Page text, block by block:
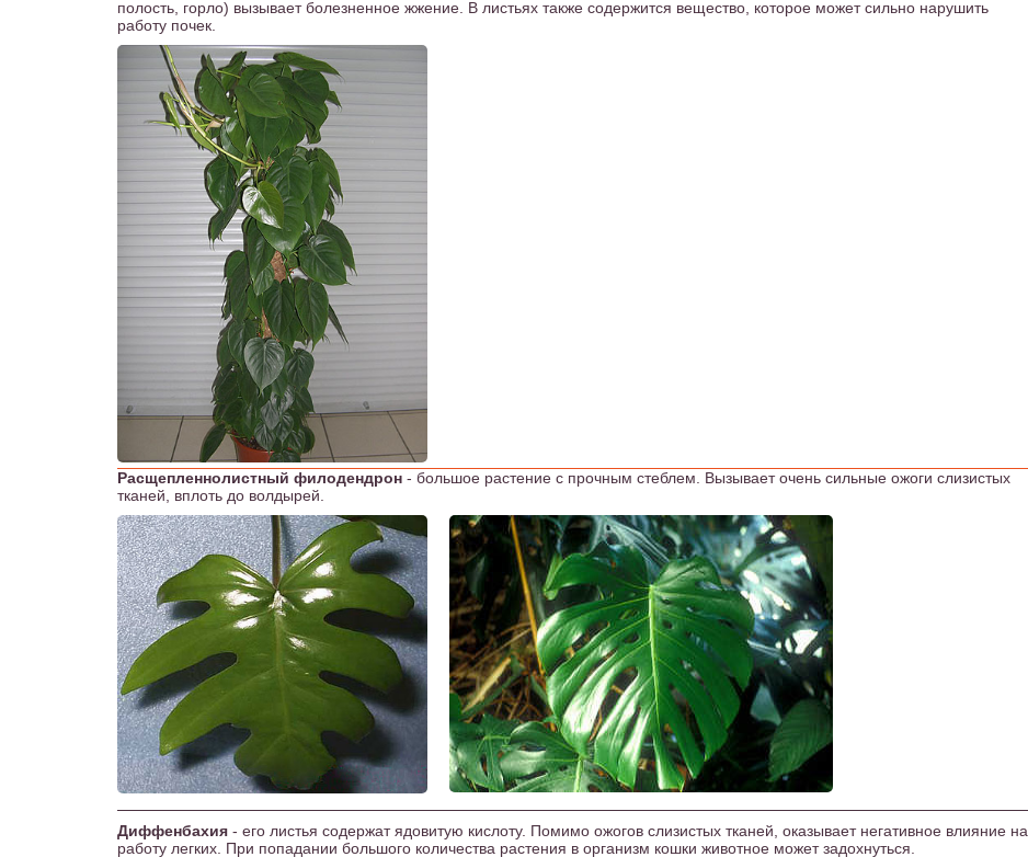
полость, горло) вызывает болезненное жжение. В листьях также содержится вещество, которое может сильно нарушить
работу почек.
Расщепленнолистный филодендрон - большое растение с прочным стеблем. Вызывает очень сильные ожоги слизистых
тканей, вплоть до волдырей.
Диффенбахия - его листья содержат ядовитую кислоту. Помимо ожогов слизистых тканей, оказывает негативное влияние на
работу легких. При попадании большого количества растения в организм кошки животное может задохнуться.